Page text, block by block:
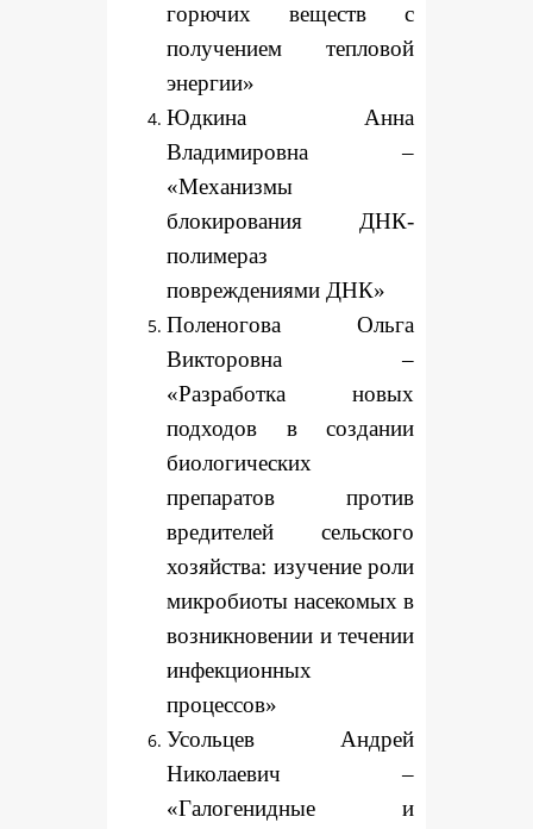
горючих веществ с
получением тепловой
энергии»
Юдкина Анна
Владимировна –
«Механизмы
блокирования ДНК-
полимераз
повреждениями ДНК»
Поленогова Ольга
Викторовна –
«Разработка новых
подходов в создании
биологических
препаратов против
вредителей сельского
хозяйства: изучение роли
микробиоты насекомых в
возникновении и течении
инфекционных
процессов»
Усольцев Андрей
Николаевич –
«Галогенидные и